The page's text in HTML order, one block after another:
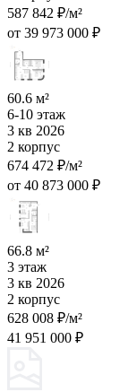
587 842 ₽/м²
от 39 973 000 ₽
60.6 м²
6-10 этаж
3 кв 2026
2 корпус
674 472 ₽/м²
от 40 873 000 ₽
66.8 м²
3 этаж
3 кв 2026
2 корпус
628 008 ₽/м²
41 951 000 ₽